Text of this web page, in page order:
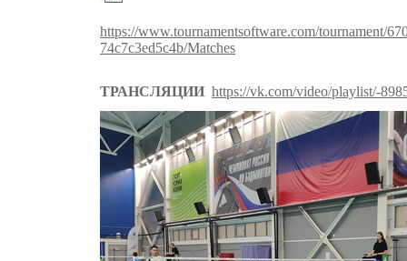
https://www.tournamentsoftware.com/tournament/
74c7c3ed5c4b/Matches
ТРАНСЛЯЦИИ https://vk.com/video/playlist/-